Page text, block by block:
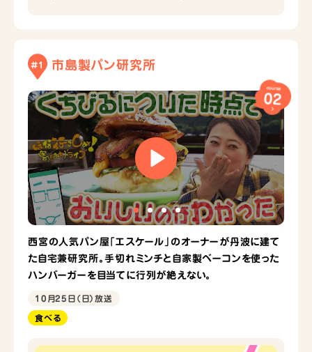
#1 市島製パン研究所
course
02
西宮の人気パン屋「エスケール」のオーナーが丹波に建て
た自宅兼研究所。手切れミンチと自家製ベーコンを使った
ハンバーガーを目当てに行列が絶えない。
10月25日（日）放送
食べる